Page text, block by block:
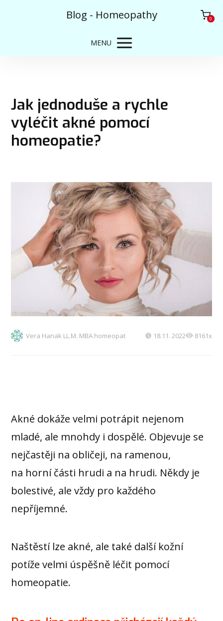
Blog - Homeopathy 0
MENU
Jak jednoduše a rychle
vyléčit akné pomocí
homeopatie?
Vera Hanak LL.M. MBA homeopat 18.11. 2022 8161x
Akné dokáže velmi potrápit nejenom
mladé, ale mnohdy i dospělé. Objevuje se
nejčastěji na obličeji, na ramenou,
na horní části hrudi a na hrudi. Někdy je
bolestivé, ale vždy pro každého
nepříjemné.
Naštěstí lze akné, ale také další kožní
potíže velmi úspěšně léčit pomocí
homeopatie.